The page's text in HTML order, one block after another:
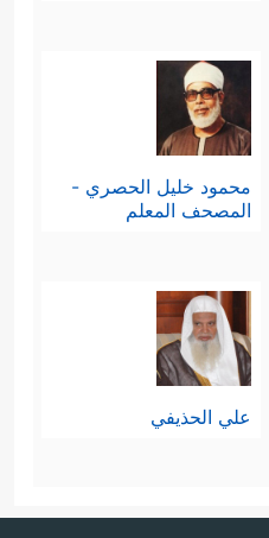
محمود خليل الحصري -
المصحف المعلم
علي الحذيفي